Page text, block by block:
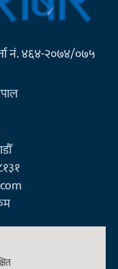
नं. ४६४-२०७४/०७५